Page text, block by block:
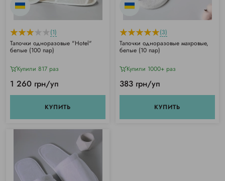
(1)
Тапочки одноразовые "Hotel"
белые (100 пар)
Купили 817 раз
1 260 грн/уп
КУПИТЬ
(3)
Тапочки одноразовые махровые,
белые (10 пар)
Купили 1000+ раз
383 грн/уп
КУПИТЬ